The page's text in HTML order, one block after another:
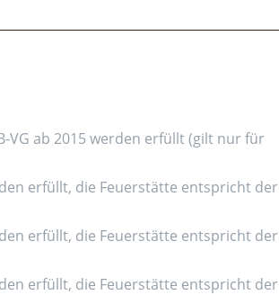
VG ab 2015 werden erfüllt (gilt nur für
erfüllt, die Feuerstätte entspricht der
erfüllt, die Feuerstätte entspricht der
erfüllt, die Feuerstätte entspricht der